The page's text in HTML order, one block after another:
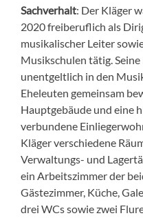
Sachverhalt: Der Kläger
2020 freiberuflich als
musikalischer Leiter
Musikschulen tätig.
unentgeltlich in den
Eheleuten gemeinsam
Hauptgebäude und eine
verbundene
Kläger verschiedene
Verwaltungs- und
ein Arbeitszimmer der
Gästezimmer, Küche,
drei WCs sowie zwei